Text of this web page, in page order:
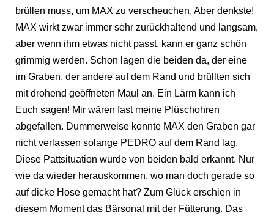
brüllen muss, um MAX zu verscheuchen. Aber denkste!
MAX wirkt zwar immer sehr zurückhaltend und langsam,
aber wenn ihm etwas nicht passt, kann er ganz schön
grimmig werden. Schon lagen die beiden da, der eine
im Graben, der andere auf dem Rand und brüllten sich
mit drohend geöffneten Maul an. Ein Lärm kann ich
Euch sagen! Mir wären fast meine Plüschohren
abgefallen. Dummerweise konnte MAX den Graben gar
nicht verlassen solange PEDRO auf dem Rand lag.
Diese Pattsituation wurde von beiden bald erkannt. Nur
wie da wieder herauskommen, wo man doch gerade so
auf dicke Hose gemacht hat? Zum Glück erschien in
diesem Moment das Bärsonal mit der Fütterung. Das